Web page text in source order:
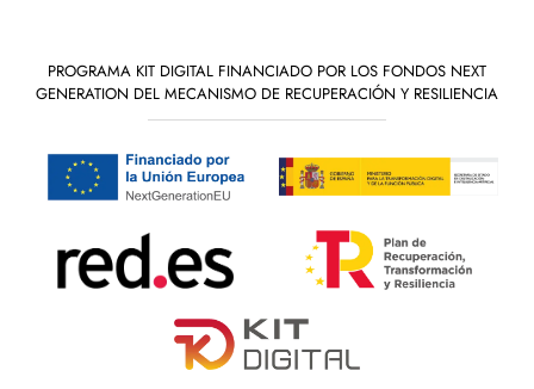
PROGRAMA KIT DIGITAL FINANCIADO POR LOS FONDOS NEXT
GENERATION DEL MECANISMO DE RECUPERACIÓN Y RESILIENCIA